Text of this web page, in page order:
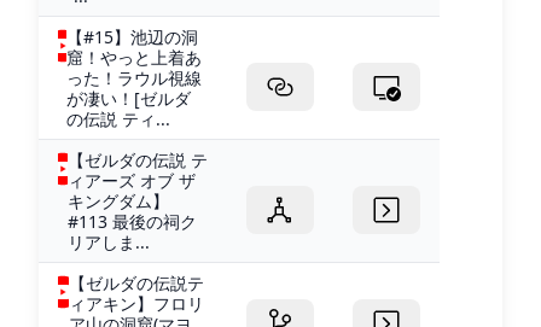
【#15】池辺の洞
窟！やっと上着あ
った！ラウル視線
が凄い！[ゼルダ
の伝説 ティ...
【ゼルダの伝説 テ
ィアーズ オブ ザ
キングダム】
#113 最後の祠ク
リアしま...
【ゼルダの伝説テ
ィアキン】フロリ